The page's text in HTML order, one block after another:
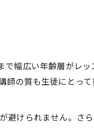
で幅広い年齢層がレッ
師の質も生徒にとって
避けられません。さら